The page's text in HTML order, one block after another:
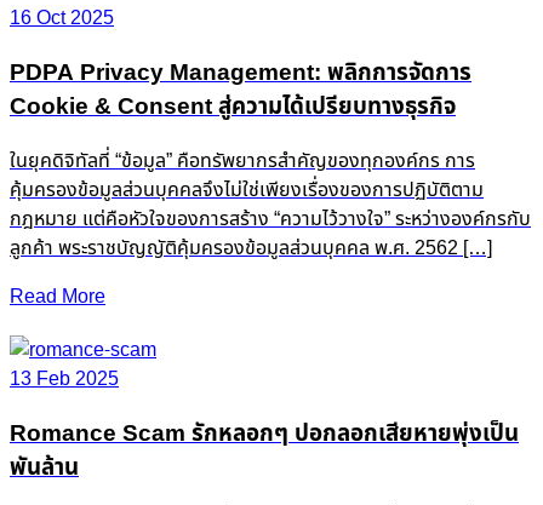
16 Oct 2025
PDPA Privacy Management: พลิกการจัดการ
Cookie & Consent สู่ความได้เปรียบทางธุรกิจ
ในยุคดิจิทัลที่ “ข้อมูล” คือทรัพยากรสำคัญของทุกองค์กร การ
คุ้มครองข้อมูลส่วนบุคคลจึงไม่ใช่เพียงเรื่องของการปฏิบัติตาม
กฎหมาย แต่คือหัวใจของการสร้าง “ความไว้วางใจ” ระหว่างองค์กรกับ
ลูกค้า พระราชบัญญัติคุ้มครองข้อมูลส่วนบุคคล พ.ศ. 2562 […]
Read More
13 Feb 2025
Romance Scam รักหลอกๆ ปอกลอกเสียหายพุ่งเป็น
พันล้าน